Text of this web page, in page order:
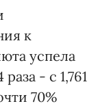
к
успела
- с 1,761
70%